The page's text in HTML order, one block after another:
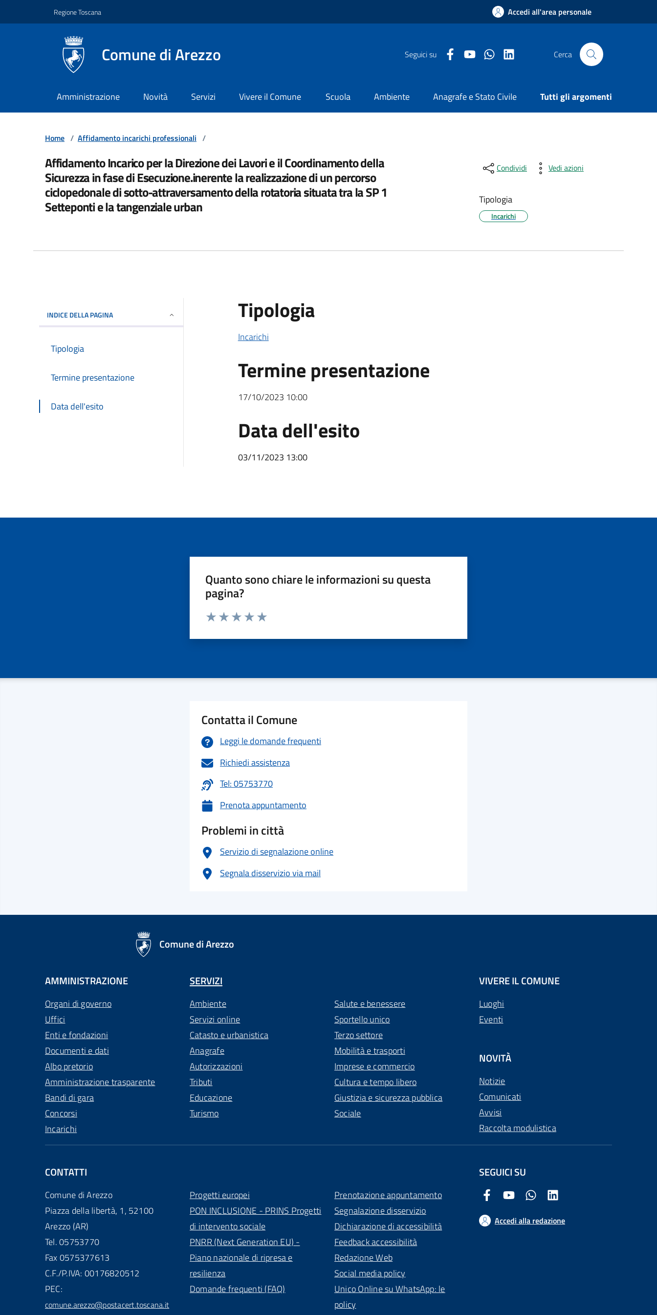
Regione Toscana Accedi all'area personale
Comune di Arezzo Seguici su Facebook Comune di Arezzo
Youtube Comune di Arezzo
Twitter Comune di Arezzo
LinkedIn Comune di Arezzo
Cerca
Amministrazione Novità Servizi Vivere il Comune Scuola Ambiente Anagrafe e Stato Civile Tutti gli argomenti
Home / Affidamento incarichi professionali /
Affidamento Incarico per la Direzione dei Lavori e il Coordinamento della
Sicurezza in fase di Esecuzione.inerente la realizzazione di un percorso
ciclopedonale di sotto-attraversamento della rotatoria situata tra la SP 1
Setteponti e la tangenziale urban
Condividi Vedi azioni
Tipologia
Incarichi
INDICE DELLA PAGINA
Tipologia
Termine presentazione
Data dell'esito
Tipologia
Incarichi
Termine presentazione
17/10/2023 10:00
Data dell'esito
03/11/2023 13:00
Quanto sono chiare le informazioni su questa
pagina?
Valuta da 1 a 5 stelle la pagina
Contatta il Comune
Leggi le domande frequenti
Richiedi assistenza
Tel: 05753770
Prenota appuntamento
Problemi in città
Servizio di segnalazione online
Segnala disservizio via mail
Comune di Arezzo
AMMINISTRAZIONE
Organi di governo
Uffici
Enti e fondazioni
Documenti e dati
Albo pretorio
Amministrazione trasparente
Bandi di gara
Concorsi
Incarichi
SERVIZI
Ambiente
Servizi online
Catasto e urbanistica
Anagrafe
Autorizzazioni
Tributi
Educazione
Turismo
Salute e benessere
Sportello unico
Terzo settore
Mobilità e trasporti
Imprese e commercio
Cultura e tempo libero
Giustizia e sicurezza pubblica
Sociale
VIVERE IL COMUNE
Luoghi
Eventi
NOVITÀ
Notizie
Comunicati
Avvisi
Raccolta modulistica
CONTATTI
Comune di Arezzo
Piazza della libertà, 1, 52100
Arezzo (AR)
Tel. 05753770
Fax 0575377613
C.F./P.IVA: 00176820512
PEC:
comune.arezzo@postacert.toscana.it
Progetti europei
PON INCLUSIONE - PRINS Progetti
di intervento sociale
PNRR (Next Generation EU) -
Piano nazionale di ripresa e
resilienza
Domande frequenti (FAQ)
Prenotazione appuntamento
Segnalazione disservizio
Dichiarazione di accessibilità
Feedback accessibilità
Redazione Web
Social media policy
Unico Online su WhatsApp: le
policy
SEGUICI SU
Facebook Comune di Arezzo
Youtube Comune di Arezzo
Twitter Comune di Arezzo
Accedi alla redazione